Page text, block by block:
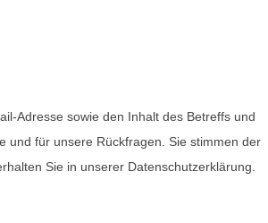
Adresse sowie den Inhalt des Betreffs und
und für unsere Rückfragen. Sie stimmen der
Sie in unserer Datenschutzerklärung.